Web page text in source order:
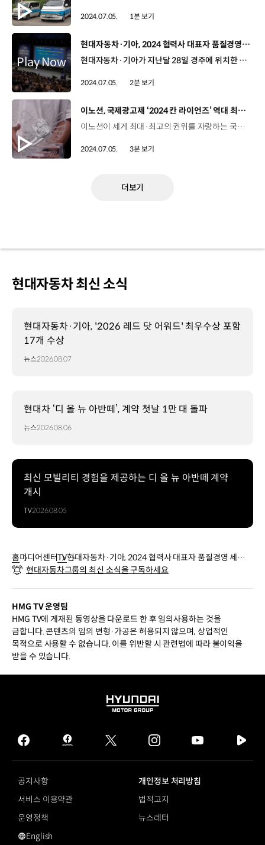
2024.07.05. 1분 보기
[동영상]
현대자동차·기아, 2024 협력사 대표자 품질경영 세미나 개최
현대자동차·기아가 지난달 28일 경주에 위치한 글로벌상생협력센터에서 1차 협력사 대표자 등이 참석한 가운데 ‘협력사 대표자 품질경영 세미나’를 진행했습니다. 현대자동차·기아 구매본부는 품질정책 공유를 통한 부품품질 강화 및 품질 업무 방향성 일치를 위해 2011년부터 세미나를 진행해왔는데요. 이번 세미나에서는 ‘2024 Tier 2 품질혁신 원년’을 캐치프레이즈로 정하고, 품질관리에 대한 현대자동차·기아의 강력한 의지를 협력사 대표자들에게 전달했습니다. 글로벌안전품질전략실, 현대고객안전사업부, 연구개발본부, 구매본부 등 각 본부별 발표도 이어졌는데요, 품질관리에 대한 5가지 핵심과제를 소개하는 한편, 글로벌 안전규제 동향과 최근 리콜 사례를 통한 시사점 공유, 부품품질 강화 방안에 대한 발표 등이 진행됐습니다. 특히 이번 세미나에서는 구매본부 사업부장 3명이 패널로 참석한 타운홀 미팅이 진행됐는데요, 협력사 대표자들과의 질의응답을 통해 직접적인 소통의 자리가 마련됐습니다. 앞으로도 현대자동차·기아는 협력사를 대상으로 품질경영의 중요성을 강조하고 서로 소통할 수 있는 기회를 지속적으로 마련할 계획입니다.
2024.07.05. 2분 보기
[동영상]
이노션, 국제광고제 ‘2024 칸 라이언즈’ 역대 최고 성적
이노션이 세계 최대·최고의 권위를 자랑하는 국제광고제인 ‘2024 칸 라이언즈’에서 최고상인 ‘그랑프리’를 포함해 금상 1개, 동상 3개 등 총 5개의 본상을 수상하며 역대 최고 성적을 거뒀습니다. 칸 라이언즈 전체 카테고리에 출품된 수상작 가운데 가장 창의적이고 영향력 있는 작품에 수여하는 최고의 상인 ‘그랑프리’에 이노션 베를린법인의 ‘The First Speech’ 캠페인이 선정됐습니다. 이노션이 2005년 창립 이후 처음으로 수상한 이번 그랑프리는 가장 뛰어난 공익 작품에 주는 최고의 상이라는 점에서 그 의미가 남다릅니다. ‘The First Speech’ 캠페인은 이노션 베를린법인이 글로벌 비영리 단체 ‘국경 없는 기자회’와 함께 ‘아름다운 말이 아닌 자유로운 언론을 믿으세요’라는 카피로 독립 언론을 지지해달라는 공익적인 메시지를 차별화된 크리에이티브로 담아낸 작품인데요, 해당 캠페인은 ‘필름 부문’ 등에서도 금상과 동상을 각각 추가로 수상했습니다. 필름 부문은 광고제의 마지막에 발표되는 가장 전통 있고 중요한 시상 부문으로 인상적인 브랜드 스토리텔링을 보여준 영상 캠페인에 수여된다는 점에서 그 의미를 더합니다. 뿐만 아니라 이노션 베를린법인은 전쟁 사진작가 로버트 카파를 기념하는 로버트 카파 현대사진센터와 함께한 ‘Capa vs. War’ 캠페인으로 동상 2개를 수상하기도 했습니다. 한편 이노션의 미국 크리에이티브 자회사 ‘데이비드골리앗(DG)’의 설립 25주년을 기념해 개최된 단독 행사에서는 슈퍼볼 캠페인 등을 제작해온 크리에이티브 회장 데이비드 안젤로가 소외 계층의 번창을 돕는 DG만의 특별한 프로그램을 소개하며 현지의 이목을 끌었습니다. 데이비드 안젤로 설립자/이노션 미국 자회사 DG이노션은 제 인생에서 가장 훌륭한 파트너였어요. 이 자리에 함께 해주셔서 감사하다는 말씀을 드리고 싶어요. 이노션은 앞으로도 차별화한 크리에이티브 전략을 바탕으로 국내는 물론 글로벌 무대에서 입지를 넓혀 나갈 계획입니다.
2024.07.05. 3분 보기
더보기
현대자동차 최신 소식
현대자동차·기아, '2026 레드 닷 어워드' 최우수상 포함
17개 수상
뉴스2026.08.07
현대차 ‘디 올 뉴 아반떼’, 계약 첫날 1만 대 돌파
뉴스2026.08.06
최신 모빌리티 경험을 제공하는 디 올 뉴 아반떼 계약
개시
TV2026.08.05
홈미디어센터TV현대자동차·기아, 2024 협력사 대표자 품질경영 세미나
개최
현대자동차그룹의 최신 소식을 구독하세요
HMG TV 운영팀
HMG TV에 게재된 동영상을 다운로드 한 후 임의사용하는 것을
금합니다. 콘텐츠의 임의 변형·가공은 허용되지 않으며, 상업적인
목적으로 사용할 수 없습니다. 이를 위반할 시 관련법에 따라 불이익을
받을 수 있습니다.
HYUNDAI
GROUP
facebook
hmg
journal
twitter instagram
tv
공지사항
개인정보 처리방침
서비스 이용약관
법적고지
운영정책
뉴스레터
영문 사이트로 이동
English